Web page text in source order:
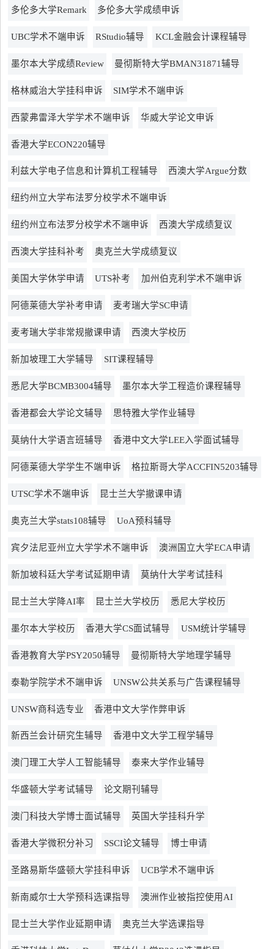
多伦多大学Remark 多伦多大学成绩申诉
UBC学术不端申诉 RStudio辅导 KCL金融会计课程辅导
墨尔本大学成绩Review 曼彻斯特大学BMAN31871辅导
格林威治大学挂科申诉 SIM学术不端申诉
西蒙弗雷泽大学学术不端申诉 华威大学论文申诉
香港大学ECON220辅导
利兹大学电子信息和计算机工程辅导 西澳大学Argue分数
纽约州立大学布法罗分校学术不端申诉
纽约州立布法罗分校学术不端申诉 西澳大学成绩复议
西澳大学挂科补考 奥克兰大学成绩复议
美国大学休学申请 UTS补考 加州伯克利学术不端申诉
阿德莱德大学补考申请 麦考瑞大学SC申请
麦考瑞大学非常规撤课申请 西澳大学校历
新加坡理工大学辅导 SIT课程辅导
悉尼大学BCMB3004辅导 墨尔本大学工程造价课程辅导
香港都会大学论文辅导 思特雅大学作业辅导
莫纳什大学语言班辅导 香港中文大学LEE入学面试辅导
阿德莱德大学学生不端申诉 格拉斯哥大学ACCFIN5203辅导
UTSC学术不端申诉 昆士兰大学撤课申请
奥克兰大学stats108辅导 UoA预科辅导
宾夕法尼亚州立大学学术不端申诉 澳洲国立大学ECA申请
新加坡科廷大学考试延期申请 莫纳什大学考试挂科
昆士兰大学降AI率 昆士兰大学校历 悉尼大学校历
墨尔本大学校历 香港大学CS面试辅导 USM统计学辅导
香港教育大学PSY2050辅导 曼彻斯特大学地理学辅导
泰勒学院学术不端申诉 UNSW公共关系与广告课程辅导
UNSW商科选专业 香港中文大学作弊申诉
新西兰会计研究生辅导 香港中文大学工程学辅导
澳门理工大学人工智能辅导 泰来大学作业辅导
华盛顿大学考试辅导 论文期刊辅导
澳门科技大学博士面试辅导 英国大学挂科升学
香港大学微积分补习 SSCI论文辅导 博士申请
圣路易斯华盛顿大学挂科申诉 UCB学术不端申诉
新南威尔士大学预科选课指导 澳洲作业被指控使用AI
昆士兰大学作业延期申请 奥克兰大学选课指导